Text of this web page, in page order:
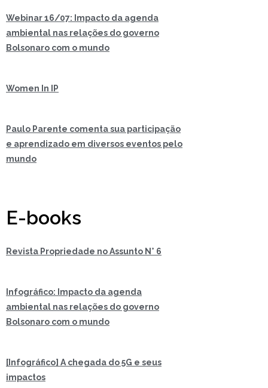
Webinar 16/07: Impacto da agenda
ambiental nas relações do governo
Bolsonaro com o mundo
Women In IP
Paulo Parente comenta sua participação
e aprendizado em diversos eventos pelo
mundo
E-books
Revista Propriedade no Assunto N° 6
Infográfico: Impacto da agenda
ambiental nas relações do governo
Bolsonaro com o mundo
[Infográfico] A chegada do 5G e seus
impactos